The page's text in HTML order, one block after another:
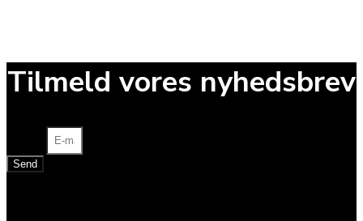
Tilmeld vores nyhedsbrev
Send